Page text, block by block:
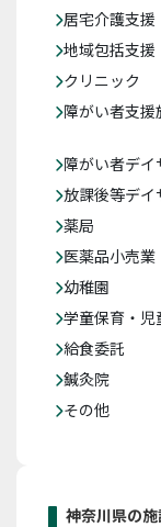
居宅介護支援
地域包括支援
クリニック
障がい者支援
障がい者デイ
放課後等デイ
薬局
医薬品小売業
幼稚園
学童保育・児
給食委託
鍼灸院
その他
神奈川県の